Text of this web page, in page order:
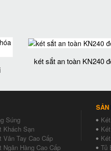
két sắt an toàn KN240
Súng
Khách Sạn
Vân Tay Cao Cấp
Ngân Hàng Cao Cấp
SẢN
Tủ